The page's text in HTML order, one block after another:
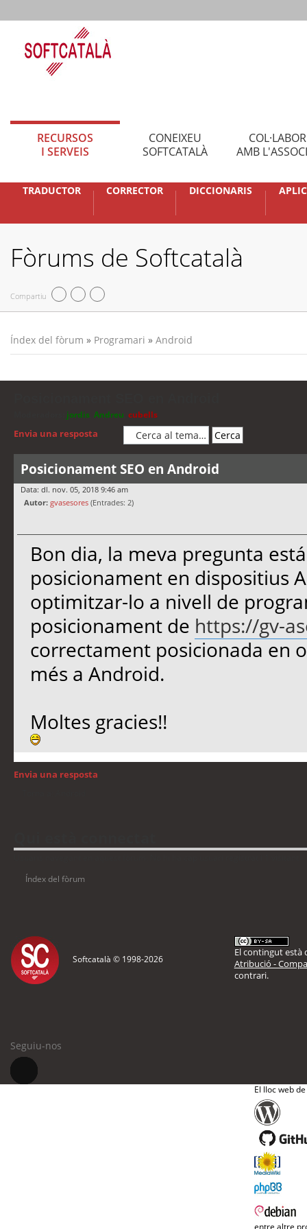
RECURSOS
I SERVEIS
CONEIXEU
SOFTCATALÀ
AMB
TRADUCTOR CORRECTOR DICCIONARIS
Fòrums de Softcatalà
Compartiu
Índex del fòrum » Programari » Android
jordis Andreu cubells
Envia una resposta
Posicionament SEO en Android
Data: dl. nov. 05, 2018 9:46 am
Autor: gvasesores (Entrades: 2)
Bon dia, la meva pregunta
posicionament en dispositius
optimitzar-lo a nivell de
posicionament de https://gv-
correctament posicionada en
més a Android.
Moltes gracies!!
Envia una resposta
Índex del fòrum
Softcatalà © 1998-2026
El contingut està
Atribució -
contrari.
Seguiu-nos
El lloc web
entre altre